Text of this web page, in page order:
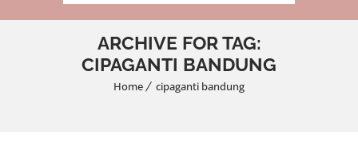
ARCHIVE FOR TAG:
CIPAGANTI BANDUNG
Home cipaganti bandung